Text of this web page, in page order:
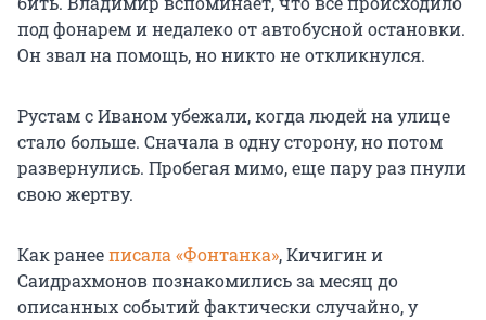
под фонарем и недалеко от автобусной остановки.
Он звал на помощь, но никто не откликнулся.
Рустам с Иваном убежали, когда людей на улице
стало больше. Сначала в одну сторону, но потом
развернулись. Пробегая мимо, еще пару раз пнули
свою жертву.
Как ранееписала «Фонтанка», Кичигин и
Саидрахмонов познакомились за месяц до
описанных событий фактически случайно, у